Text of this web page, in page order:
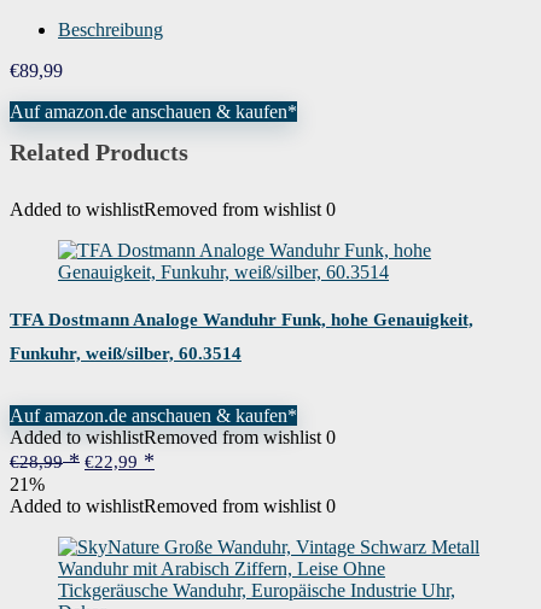
Beschreibung
€89,99
Auf amazon.de anschauen & kaufen*
Related Products
Added to wishlistRemoved from wishlist 0
TFA Dostmann Analoge Wanduhr Funk, hohe Genauigkeit,
Funkuhr, weiß/silber, 60.3514
Auf amazon.de anschauen & kaufen*
Added to wishlistRemoved from wishlist 0
€28,99
Ursprünglicher
war:
€28,99
€22,99
ist:
€22,99.
21%
Added to wishlistRemoved from wishlist 0